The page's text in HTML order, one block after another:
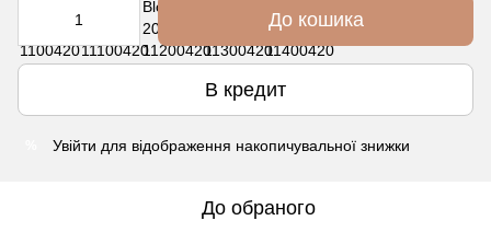
До кошика
В кредит
Увійти для відображення накопичувальної знижки
До обраного